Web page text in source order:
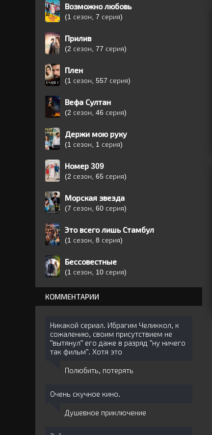
Возможно любовь
(1 сезон, 7 серия)
Прилив
(2 сезон, 77 серия)
Плен
(1 сезон, 557 серия)
Вефа Султан
(2 сезон, 46 серия)
Держи мою руку
(1 сезон, 1 серия)
Номер 309
(2 сезон, 65 серия)
Морская звезда
(7 сезон, 60 серия)
Это всего лишь Стамбул
(1 сезон, 8 серия)
Бессовестные
(1 сезон, 10 серия)
КОММЕНТАРИИ
Никакой сериал. Ибрагим Челиккол, к
сожалению, своим присутствием не
"вытянул" его даже в разряд "ну ничего
так фильм". Хотя это
Полюбить, потерять
Очень скучное кино.
Душевное приключение